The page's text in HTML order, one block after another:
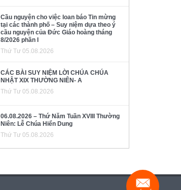
Cầu nguyện cho việc loan báo Tin mừng
tại các thành phố – Suy niệm dựa theo ý
cầu nguyện của Đức Giáo hoàng tháng
8/2026 phần I
Thứ Tư 05.08.2026
CÁC BÀI SUY NIỆM LỜI CHÚA CHÚA
NHẬT XIX THƯỜNG NIÊN- A
Thứ Tư 05.08.2026
06.08.2026 – Thứ Năm Tuần XVIII Thường
Niên: Lễ Chúa Hiển Dung
Thứ Tư 05.08.2026